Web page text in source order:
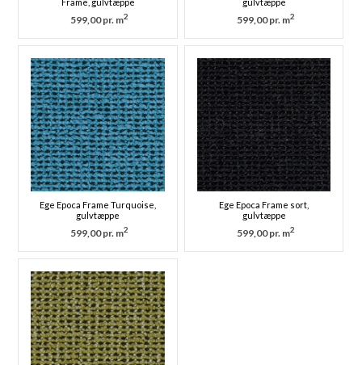
599,00 pr. m2 599,00 pr. m2
Ege Epoca Frame Turquoise,
gulvtæppe
599,00 pr. m2
Ege Epoca Frame sort,
gulvtæppe
599,00 pr. m2